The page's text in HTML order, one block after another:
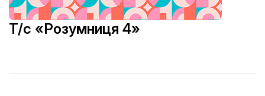
Т/с «Розумниця 4»